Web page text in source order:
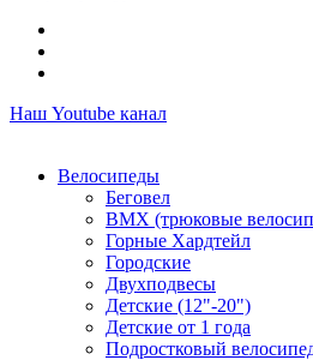
Наш Youtube канал
Велосипеды
Беговел
ВМХ (трюковые
Горные Хардтейл
Городские
Двухподвесы
Детские (12"-20")
Детские от 1 года
Подростковый